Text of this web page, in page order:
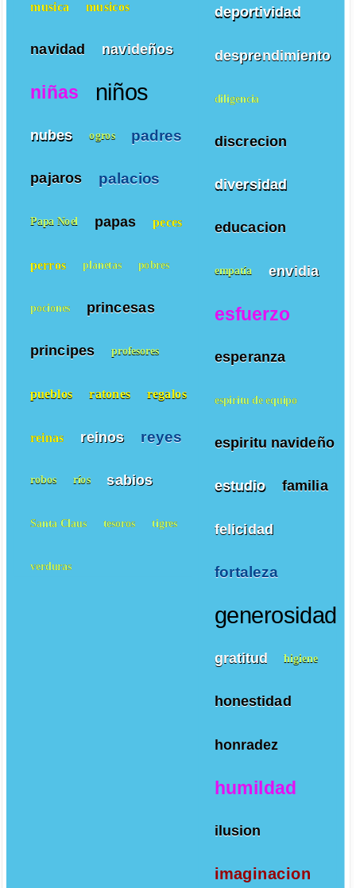
deportividad
desprendimiento
diligencia
discrecion
diversidad
educacion
empatía envidia
esfuerzo
esperanza
espiritu de equipo
espiritu navideño
estudio familia
felicidad
fortaleza
generosidad
gratitud higiene
honestidad
honradez
humildad
ilusion
imaginacion
musica musicos
navidad navideños
niñas niños
nubes ogros padres
pajaros palacios
Papa Noel papas peces
perros planetas pobres
pociones princesas
principes profesores
pueblos ratones regalos
reinas reinos reyes
robos ríos sabios
Santa Claus tesoros tigres
verduras